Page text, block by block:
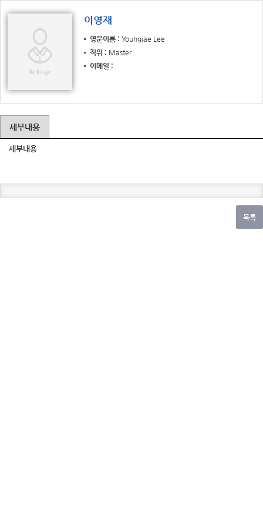
이영재
영문이름
Youngjae Lee
직위
Master
이메일
세부내용
세부내용